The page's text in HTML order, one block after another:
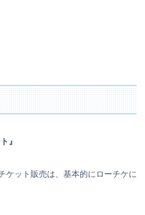
』
ケット販売は、基本的にローチケに